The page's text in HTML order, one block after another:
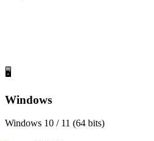
🖥️
Windows
Windows 10 / 11 (64 bits)